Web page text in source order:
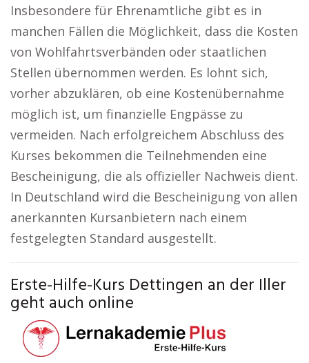
Insbesondere für Ehrenamtliche gibt es in
manchen Fällen die Möglichkeit, dass die Kosten
von Wohlfahrtsverbänden oder staatlichen
Stellen übernommen werden. Es lohnt sich,
vorher abzuklären, ob eine Kostenübernahme
möglich ist, um finanzielle Engpässe zu
vermeiden. Nach erfolgreichem Abschluss des
Kurses bekommen die Teilnehmenden eine
Bescheinigung, die als offizieller Nachweis dient.
In Deutschland wird die Bescheinigung von allen
anerkannten Kursanbietern nach einem
festgelegten Standard ausgestellt.
Erste-Hilfe-Kurs Dettingen an der Iller
geht auch online